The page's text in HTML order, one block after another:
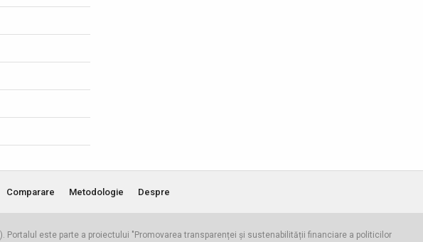
Comparare Metodologie Despre
). Portalul este parte a proiectului "Promovarea transparenței și sustenabilității financiare a politicilor